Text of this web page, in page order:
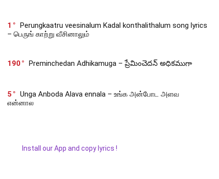
1
Perungkaatru veesinalum Kadal konthalithalum song lyrics
– பெருங் காற்று வீசினாலும்
190 Preminchedan Adhikamuga – ప్రేమించెదన్ అధికముగా
5
Unga Anboda Alava ennala – உங்க அன்போட அளவ
என்னால
Install our App and copy lyrics !